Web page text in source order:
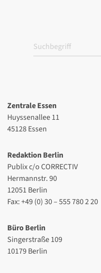
Zentrale Essen
Huyssenallee 11
45128 Essen
Redaktion Berlin
Publix c/o CORRECTIV
Hermannstr. 90
12051 Berlin
Fax: +49 (0) 30 – 555 780 2 20
Büro Berlin
Singerstraße 109
10179 Berlin